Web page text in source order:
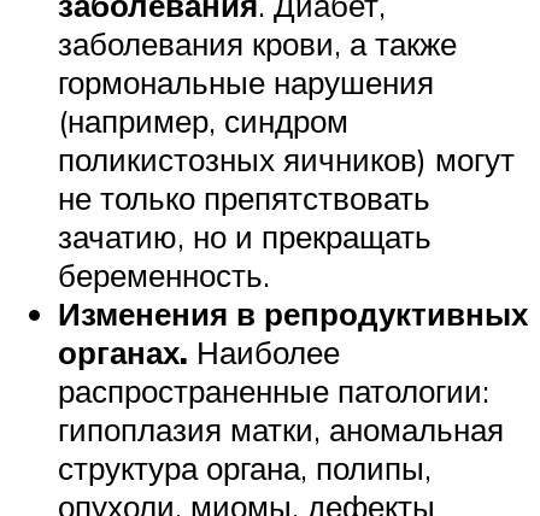
заболевания крови, а также
гормональные нарушения
(например, синдром
поликистозных яичников) могут
не только препятствовать
зачатию, но и прекращать
беременность.
Изменения в репродуктивных
органах. Наиболее
распространенные патологии:
гипоплазия матки, аномальная
структура органа, полипы,
опухоли, миомы, дефекты